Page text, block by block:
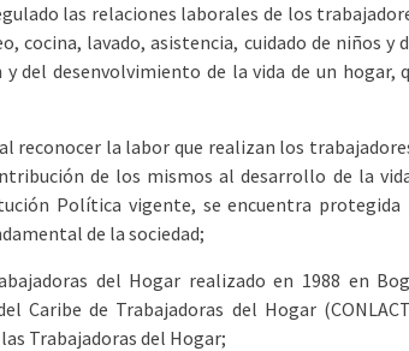
las relaciones laborales de los
cocina, lavado, asistencia, cuidado de niños y
y del desenvolvimiento de la vida de un
reconocer la labor que realizan los
de los mismos al desarrollo de la
Política vigente, se encuentra
de la sociedad;
del Hogar realizado en 1988 en
Caribe de Trabajadoras del Hogar
Trabajadoras del Hogar;